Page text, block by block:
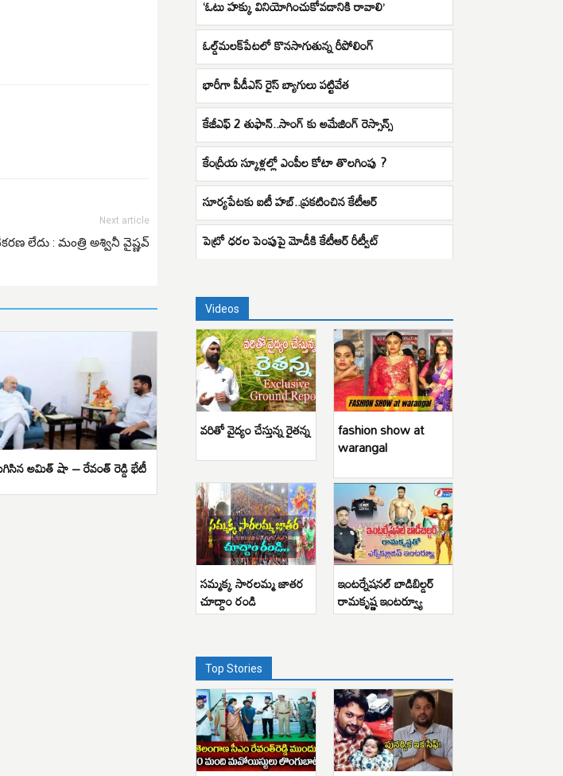
Next article
లేదు : మంత్రి అశ్వినీ వైష్ణవ్
అమిత్ షా – రేవంత్ రెడ్డి భేటీ
‘ఓటు హక్కు వినియోగించుకోవడానికి రావాలి’
ఓల్డ్​మలక్​పేటలో కొనసాగుతున్న రీపోలింగ్​
భారీగా పీడీఎస్ రైస్ బ్యాగులు పట్టివేత
కేజీఎఫ్ 2 తుఫాన్..సాంగ్ కు అమేజింగ్ రెస్సాన్స్
కేంద్రీయ స్కూళ్లల్లో ఎంపీల కోటా తొలగింపు ?
సూర్యపేటకు ఐటీ హబ్..ప్రకటించిన కేటీఆర్
పెట్రో ధరల పెంపుపై మోడీకి కేటీఆర్ రీట్వీట్
Videos
వరితో వైద్యం చేస్తున్న రైతన్న fashion show at
warangal
సమ్మక్క సారలమ్మ జాతర
చూద్దాం రండి
ఇంటర్నేషనల్ బాడిబిల్డర్
రామకృష్ణ ఇంటర్వ్యూ
Top Stories